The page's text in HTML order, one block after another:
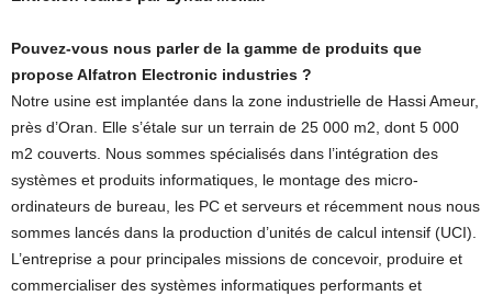
Pouvez-vous nous parler de la gamme de produits que
propose Alfatron Electronic industries ?
Notre usine est implantée dans la zone industrielle de Hassi Ameur,
près d’Oran. Elle s’étale sur un terrain de 25 000 m2, dont 5 000
m2 couverts. Nous sommes spécialisés dans l’intégration des
systèmes et produits informatiques, le montage des micro-
ordinateurs de bureau, les PC et serveurs et récemment nous nous
sommes lancés dans la production d’unités de calcul intensif (UCI).
L’entreprise a pour principales missions de concevoir, produire et
commercialiser des systèmes informatiques performants et